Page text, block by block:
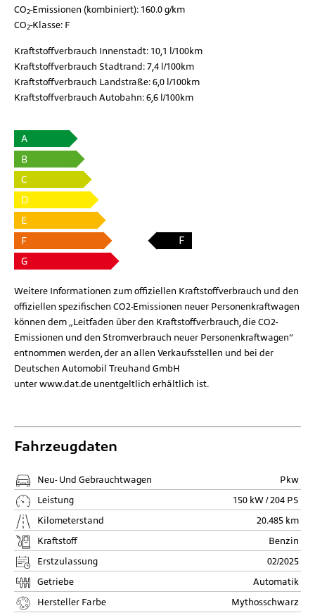
CO2-Emissionen (kombiniert): 160.0 g/km
CO2-Klasse: F
Kraftstoffverbrauch Innenstadt: 10,1 l/100km
Kraftstoffverbrauch Stadtrand: 7,4 l/100km
Kraftstoffverbrauch Landstraße: 6,0 l/100km
Kraftstoffverbrauch Autobahn: 6,6 l/100km
A
B
C
D
E
F
F
G
Weitere Informationen zum offiziellen Kraftstoffverbrauch und den
offiziellen spezifischen CO2-Emissionen neuer Personenkraftwagen
können dem „Leitfaden über den Kraftstoffverbrauch, die CO2-
Emissionen und den Stromverbrauch neuer Personenkraftwagen“
entnommen werden, der an allen Verkaufsstellen und bei der
Deutschen Automobil Treuhand GmbH
unter www.dat.de unentgeltlich erhältlich ist.
Fahrzeugdaten
Neu- Und Gebrauchtwagen
Pkw
Leistung
150 kW / 204 PS
Kilometerstand
20.485 km
Kraftstoff
Benzin
Erstzulassung
02/2025
Getriebe
Automatik
Hersteller Farbe
Mythosschwarz